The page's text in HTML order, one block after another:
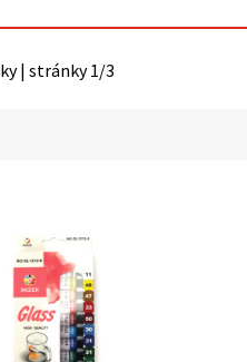
| stránky 1/3